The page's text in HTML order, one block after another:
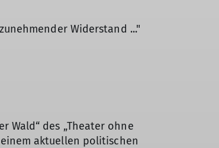
Widerstand ..."
Wald“ des „Theater ohne
aktuellen politischen